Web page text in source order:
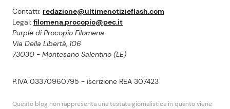
Contatti: redazione@ultimenotizieflash.com
Legal: filomena.procopio@pec.it
Purple di Procopio Filomena
Via Della Libertà, 106
73030 - Montesano Salentino (LE)
P.IVA 03370960795 - iscrizione REA 307423
Questo blog non rappresenta una testata giornalistica in quanto viene